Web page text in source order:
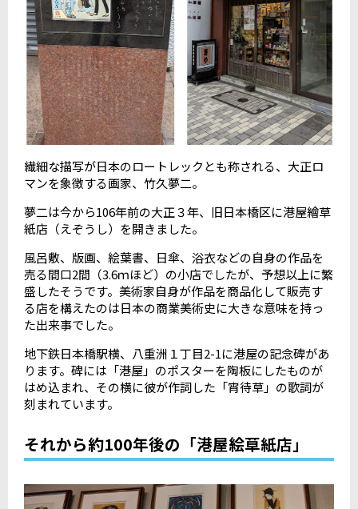
繊細な描写が日本のロートレックとも称される、大正ロ
マンを象徴する画家、竹久夢二。
夢二は今から106年前の大正３年、旧日本橋区に港屋繪草
紙店（えぞうし）を開きました。
風呂敷、版画、絵葉書、日傘、浴衣などの自身の作品を
売る間口2間（3.6ｍほど）の小店でしたが、予想以上に繁
盛したそうです。美術家自身が作品を商品化して販売す
る店を構えたのは日本の商業美術史に大きな意味を持っ
た出来事でした。
地下鉄日本橋駅横、八重洲１丁目2-1に港屋の記念碑があ
ります。碑には「港屋」のポスターを陶板にしたものが
はめ込まれ、その横に彼が作詞した「宵待草」の歌詞が
刻まれています。
それから約100年後の「港屋絵草紙店」